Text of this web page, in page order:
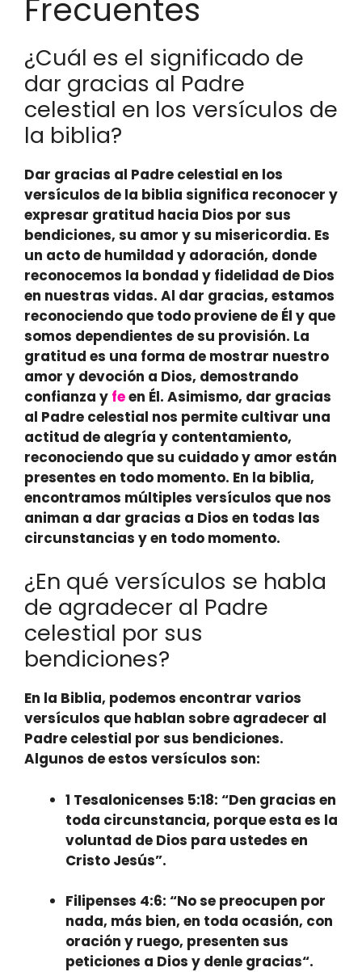
Frecuentes
¿Cuál es el significado de
dar gracias al Padre
celestial en los versículos de
la biblia?
Dar gracias al Padre celestial en los
versículos de la biblia significa reconocer y
expresar gratitud hacia Dios por sus
bendiciones, su amor y su misericordia. Es
un acto de humildad y adoración, donde
reconocemos la bondad y fidelidad de Dios
en nuestras vidas. Al dar gracias, estamos
reconociendo que todo proviene de Él y que
somos dependientes de su provisión. La
gratitud es una forma de mostrar nuestro
amor y devoción a Dios, demostrando
confianza y feen Él. Asimismo, dar gracias
al Padre celestial nos permite cultivar una
actitud de alegría y contentamiento,
reconociendo que su cuidado y amor están
presentes en todo momento. En la biblia,
encontramos múltiples versículos que nos
animan a dar gracias a Dios en todas las
circunstancias y en todo momento.
¿En qué versículos se habla
de agradecer al Padre
celestial por sus
bendiciones?
En la Biblia, podemos encontrar varios
versículos que hablan sobre agradecer al
Padre celestial por sus bendiciones.
Algunos de estos versículos son:
1 Tesalonicenses 5:18: “Den gracias en
toda circunstancia, porque esta es la
voluntad de Dios para ustedes en
Cristo Jesús”.
Filipenses 4:6: “No se preocupen por
nada, más bien, en toda ocasión, con
oración y ruego, presenten sus
peticiones a Dios y denle gracias“.